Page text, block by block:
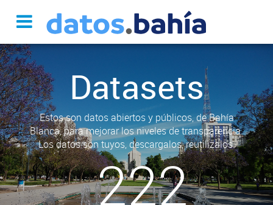
Datasets
Estos son datos abiertos y públicos, de Bahía
Blanca, para mejorar los niveles de transparencia.
Los datos son tuyos, descargalos, reutilizalos.
222